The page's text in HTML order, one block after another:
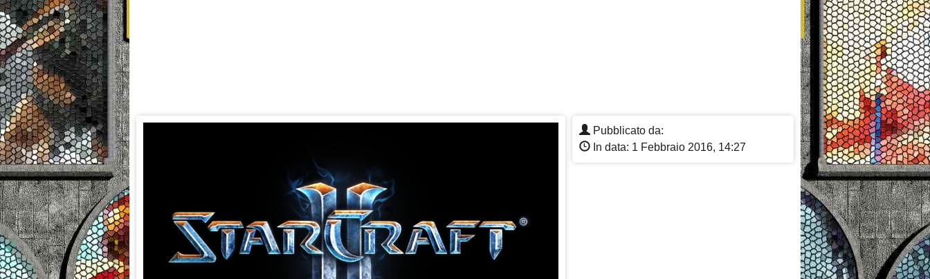
Pubblicato da:
In data: 1 Febbraio 2016, 14:27